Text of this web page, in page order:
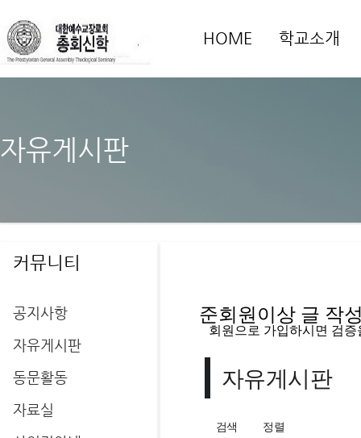
HOME 학교소개
자유게시판
커뮤니티
공지사항
자유게시판
동문활동
자료실
준회원이상 글 작
회원으로 가입하시면 검
자유게시판
검색 정렬